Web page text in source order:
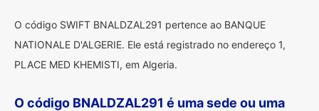
O código SWIFT BNALDZAL291 pertence ao BANQUE
NATIONALE D'ALGERIE. Ele está registrado no endereço 1,
PLACE MED KHEMISTI, em Algeria.
O código BNALDZAL291 é uma sede ou uma